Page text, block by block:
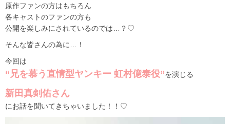
原作ファンの方はもちろん
各キャストのファンの方も
公開を楽しみにされているのでは…？♡
そんな皆さんの為に…！
今回は
“兄を慕う直情型ヤンキー 虹村億泰役”を演じる
新田真剣佑さん
にお話を聞いてきちゃいました！！♡